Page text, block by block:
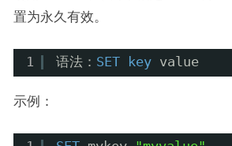
置为永久有效。
1 语法： SET key value
示例：